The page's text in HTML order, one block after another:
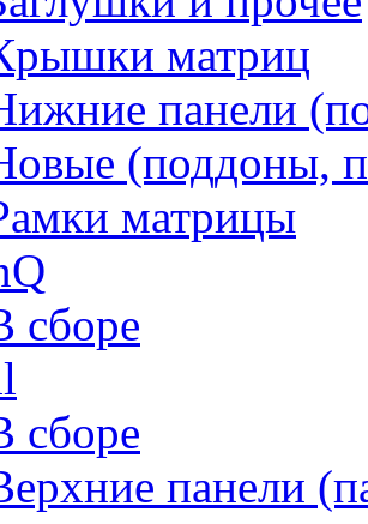
матриц
панели
(поддоны,
матрицы
сборе
сборе
панели